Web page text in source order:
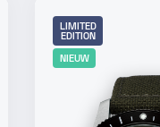
LIMITED
EDITION
NIEUW